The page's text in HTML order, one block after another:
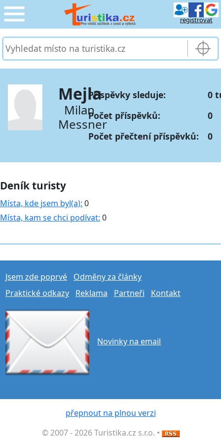
registrovat
CESTOVÁNÍ
SLUŽBY & DOPRAVA ›
PRO TURISTY ›
MOJE TURISTIKA ›
Mejla
Milan
Messner
Příspěvky sleduje:
0
Počet příspěvků:
0
Počet přečtení příspěvků:
0
Deník turisty
Místa, kde jsem byl(a): 0
Místa, kam se chci podívat: 0
Jsem zde poprvé
Odměny za články
Praktické odkazy
Reklama Partneři Kontakt
Novinky na email
přepnout na plnou verzi
© 2007 - 2026 Turistika.cz s.r.o. •